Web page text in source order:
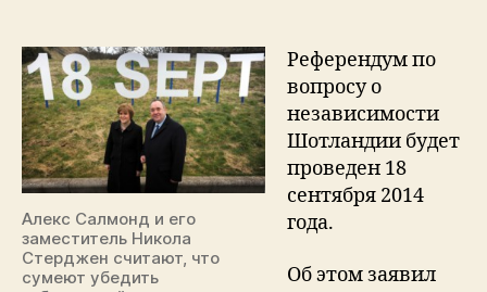
независимости
18
сентября
2014
Алекс Салмонд и его
заместитель Никола
Стерджен считают, что
сумеют убедить
Референдум по
вопросу о
независимости
Шотландии будет
проведен 18
сентября 2014
года.
Об этом заявил